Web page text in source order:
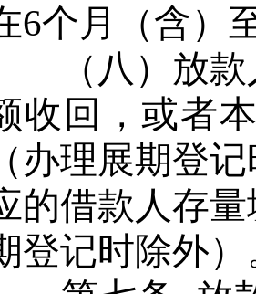
6个月（含）
（八）放款
收回，或者
（办理展期登
的借款人存
登记时除外）